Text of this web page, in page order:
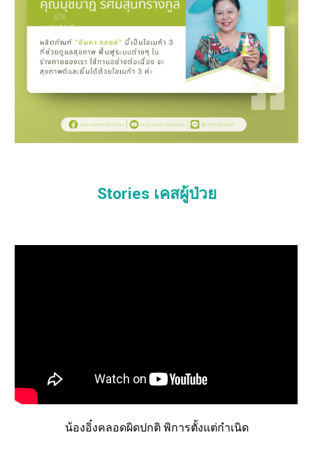
Stories เคสผู้ป่วย
น้องอิ๋งคลอดผิดปกติ พิการตั้งแต่กำเนิด